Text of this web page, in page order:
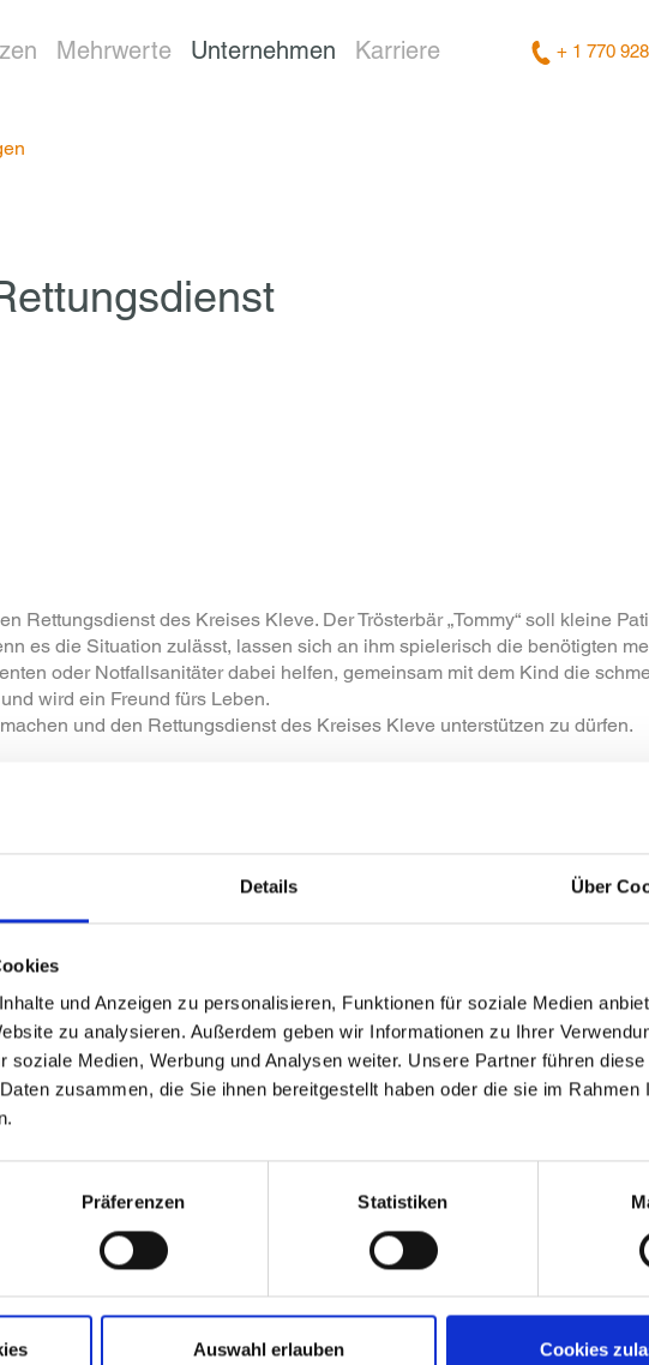
Details Über
und Anzeigen zu personalisieren, Funktionen für soziale Medien
zu analysieren. Außerdem geben wir Informationen zu Ihrer
soziale Medien, Werbung und Analysen weiter. Unsere Partner führen
zusammen, die Sie ihnen bereitgestellt haben oder die sie im Rahmen
Präferenzen Statistiken
Auswahl erlauben Cookies
Mehrwerte Unternehmen Karriere + 1 770
Rettungsdienst des Kreises Kleve. Der Trösterbär „Tommy“ soll kleine
es die Situation zulässt, lassen sich an ihm spielerisch die benötigten
oder Notfallsanitäter dabei helfen, gemeinsam mit dem Kind die
wird ein Freund fürs Leben.
und den Rettungsdienst des Kreises Kleve unterstützen zu dürfen.
Sie gerne.